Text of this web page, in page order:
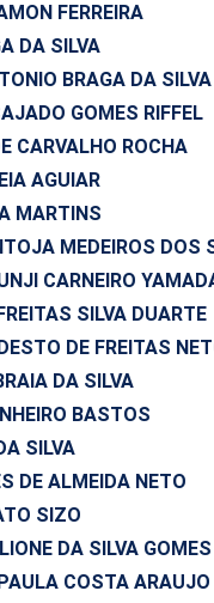
FERREIRA
DA SILVA
BRAGA DA SILVA
GOMES RIFFEL
CARVALHO ROCHA
AGUIAR
MARTINS
MEDEIROS DOS
CARNEIRO
SILVA DUARTE
DE FREITAS
DA SILVA
BASTOS
SILVA
DE ALMEIDA NETO
SIZO
DA SILVA GOMES
COSTA ARAUJO